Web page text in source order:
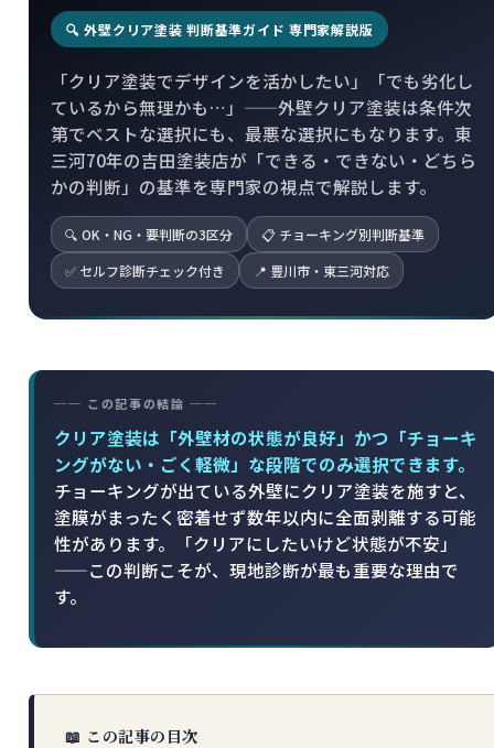
🔍 外壁クリア塗装 判断基準ガイド 専門家解説版
「クリア塗装でデザインを活かしたい」「でも劣化し
ているから無理かも…」——外壁クリア塗装は条件次
第でベストな選択にも、最悪な選択にもなります。東
三河70年の吉田塗装店が「できる・できない・どちら
かの判断」の基準を専門家の視点で解説します。
🔍 OK・NG・要判断の3区分
📋 チョーキング別判断基準
✅ セルフ診断チェック付き
📍 豊川市・東三河対応
── この記事の結論 ──
クリア塗装は「外壁材の状態が良好」かつ「チョーキ
ングがない・ごく軽微」な段階でのみ選択できます。
チョーキングが出ている外壁にクリア塗装を施すと、
塗膜がまったく密着せず数年以内に全面剥離する可能
性があります。「クリアにしたいけど状態が不安」
——この判断こそが、現地診断が最も重要な理由で
す。
📖 この記事の目次